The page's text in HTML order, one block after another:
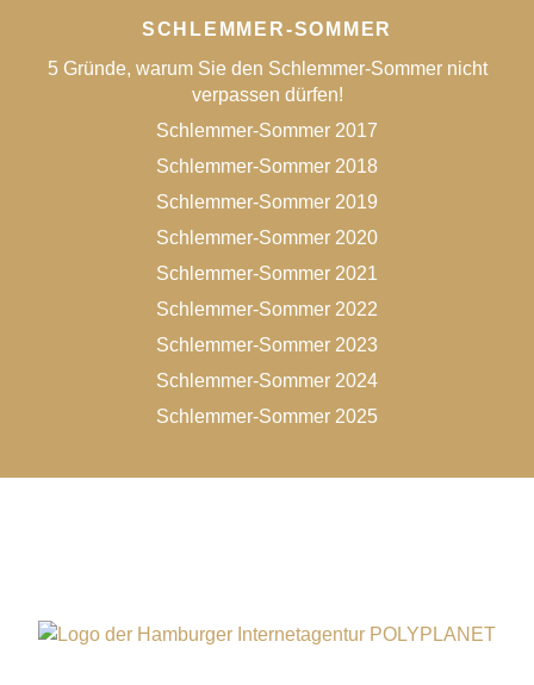
SCHLEMMER-SOMMER
5 Gründe, warum Sie den Schlemmer-Sommer nicht
verpassen dürfen!
Schlemmer-Sommer 2017
Schlemmer-Sommer 2018
Schlemmer-Sommer 2019
Schlemmer-Sommer 2020
Schlemmer-Sommer 2021
Schlemmer-Sommer 2022
Schlemmer-Sommer 2023
Schlemmer-Sommer 2024
Schlemmer-Sommer 2025